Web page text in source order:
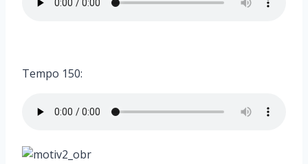
Tempo 150: